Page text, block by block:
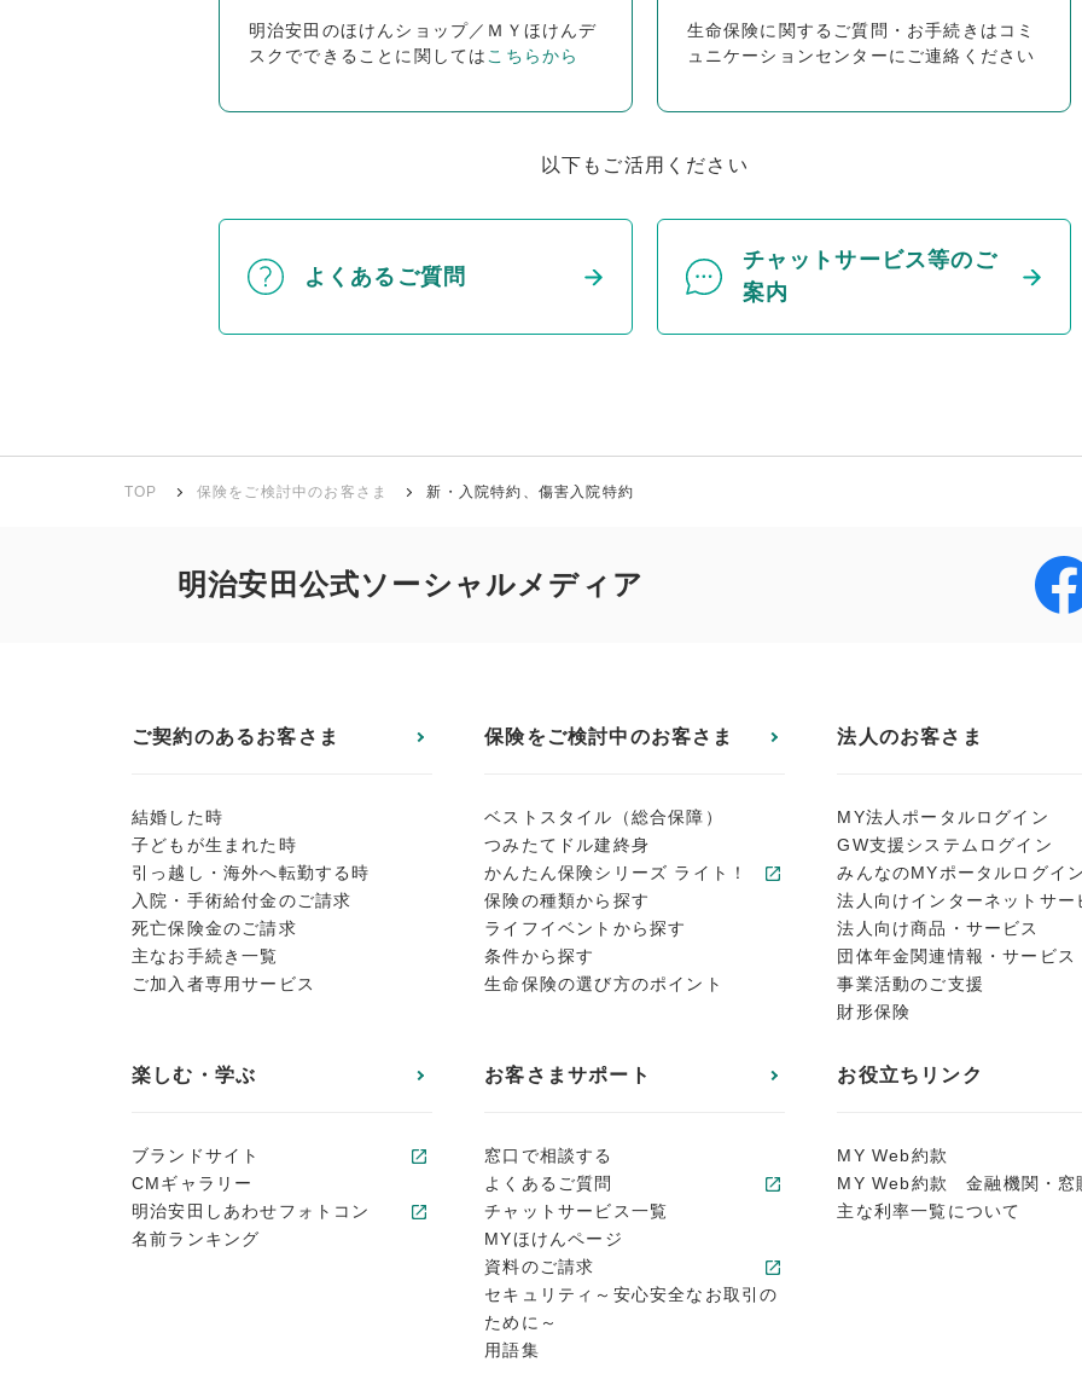
明治安田のほけんショップ／ＭＹほけんデ
スクでできることに関しては こちらから
生命保険に関するご質問・お手続きはコミ
ュニケーションセンターにご連絡ください
以下もご活用ください
よくあるご質問
チャットサービス等のご
案内
TOP 保険をご検討中のお客さま 新・入院特約、傷害入院特約
明治安田公式ソーシャルメディア
ご契約のあるお客さま
結婚した時
子どもが生まれた時
引っ越し・海外へ転勤する時
入院・手術給付金のご請求
死亡保険金のご請求
主なお手続き一覧
ご加入者専用サービス
保険をご検討中のお客さま
ベストスタイル（総合保障）
つみたてドル建終身
かんたん保険シリーズ ライト！
保険の種類から探す
ライフイベントから探す
条件から探す
生命保険の選び方のポイント
法人のお客さま
MY法人ポータルログイン
GW支援システムログイン
みんなのMYポータルログイ
法人向けインターネットサー
法人向け商品・サービス
団体年金関連情報・サービス
事業活動のご支援
財形保険
楽しむ・学ぶ
ブランドサイト
CMギャラリー
明治安田しあわせフォトコン
名前ランキング
お客さまサポート
窓口で相談する
よくあるご質問
チャットサービス一覧
MYほけんページ
資料のご請求
セキュリティ～安心安全なお取引の
ために～
用語集
お役立ちリンク
MY Web約款
MY Web約款 金融機関・窓
主な利率一覧について